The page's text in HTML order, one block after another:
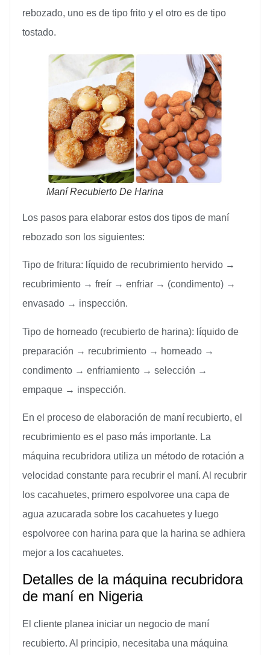
rebozado, uno es de tipo frito y el otro es de tipo
tostado.
Maní Recubierto De Harina
Los pasos para elaborar estos dos tipos de maní
rebozado son los siguientes:
Tipo de fritura: líquido de recubrimiento hervido →
recubrimiento → freír → enfriar → (condimento) →
envasado → inspección.
Tipo de horneado (recubierto de harina): líquido de
preparación → recubrimiento → horneado →
condimento → enfriamiento → selección →
empaque → inspección.
En el proceso de elaboración de maní recubierto, el
recubrimiento es el paso más importante. La
máquina recubridora utiliza un método de rotación a
velocidad constante para recubrir el maní. Al recubrir
los cacahuetes, primero espolvoree una capa de
agua azucarada sobre los cacahuetes y luego
espolvoree con harina para que la harina se adhiera
mejor a los cacahuetes.
Detalles de la máquina recubridora
de maní en Nigeria
El cliente planea iniciar un negocio de maní
recubierto. Al principio, necesitaba una máquina